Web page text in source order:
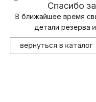
Спасибо
В ближайшее время
детали резерва
вернуться в каталог